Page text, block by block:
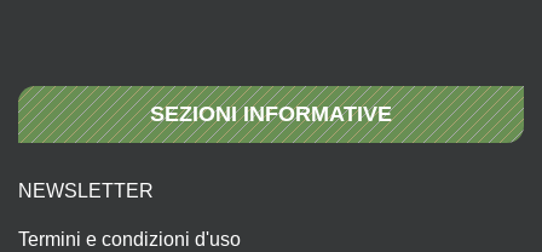
SEZIONI INFORMATIVE
NEWSLETTER
Termini e condizioni d'uso